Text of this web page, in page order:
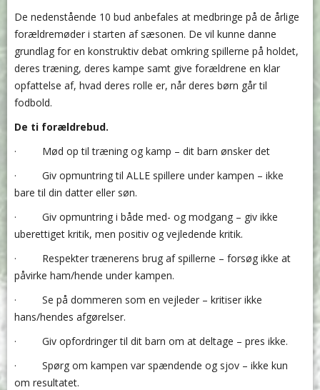
De nedenstående 10 bud anbefales at medbringe på de årlige
forældremøder i starten af sæsonen. De vil kunne danne
grundlag for en konstruktiv debat omkring spillerne på holdet,
deres træning, deres kampe samt give forældrene en klar
opfattelse af, hvad deres rolle er, når deres børn går til
fodbold.
De ti forældrebud.
· Mød op til træning og kamp – dit barn ønsker det
· Giv opmuntring til ALLE spillere under kampen – ikke
bare til din datter eller søn.
· Giv opmuntring i både med- og modgang – giv ikke
uberettiget kritik, men positiv og vejledende kritik.
· Respekter trænerens brug af spillerne – forsøg ikke at
påvirke ham/hende under kampen.
· Se på dommeren som en vejleder – kritiser ikke
hans/hendes afgørelser.
· Giv opfordringer til dit barn om at deltage – pres ikke.
· Spørg om kampen var spændende og sjov – ikke kun
om resultatet.